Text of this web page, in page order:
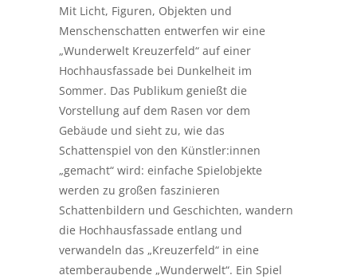
Mit Licht, Figuren, Objekten und
Menschenschatten entwerfen wir eine
„Wunderwelt Kreuzerfeld“ auf einer
Hochhausfassade bei Dunkelheit im
Sommer. Das Publikum genießt die
Vorstellung auf dem Rasen vor dem
Gebäude und sieht zu, wie das
Schattenspiel von den Künstler:innen
„gemacht“ wird: einfache Spielobjekte
werden zu großen faszinieren
Schattenbildern und Geschichten, wandern
die Hochhausfassade entlang und
verwandeln das „Kreuzerfeld“ in eine
atemberaubende „Wunderwelt“. Ein Spiel